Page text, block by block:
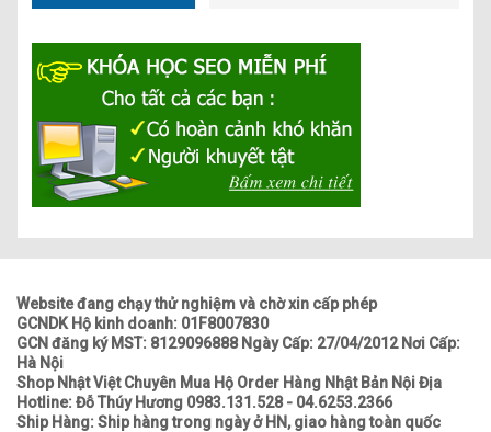
Website đang chạy thử nghiệm và chờ xin cấp phép
GCNDK Hộ kinh doanh: 01F8007830
GCN đăng ký MST: 8129096888 Ngày Cấp: 27/04/2012 Nơi Cấp:
Hà Nội
Shop Nhật Việt Chuyên Mua Hộ Order Hàng Nhật Bản Nội Địa
Hotline: Đỗ Thúy Hương 0983.131.528 - 04.6253.2366
Ship Hàng: Ship hàng trong ngày ở HN, giao hàng toàn quốc